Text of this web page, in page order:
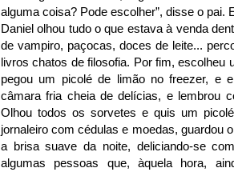
alguma coisa? Pode escolher”, disse o pai.
Daniel olhou tudo o que estava à venda
de vampiro, paçocas, doces de leite...
livros chatos de filosofia. Por fim, escolheu
pegou um picolé de limão no freezer, e
câmara fria cheia de delícias, e lembrou
Olhou todos os sorvetes e quis um
jornaleiro com cédulas e moedas, guardou
a brisa suave da noite, deliciando-se
algumas pessoas que, àquela hora,